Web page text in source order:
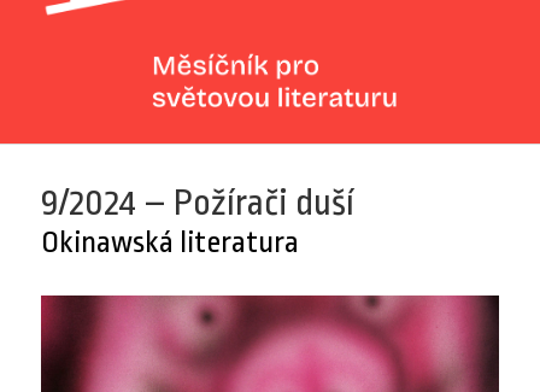
9/2024 – Požírači duší
Okinawská literatura